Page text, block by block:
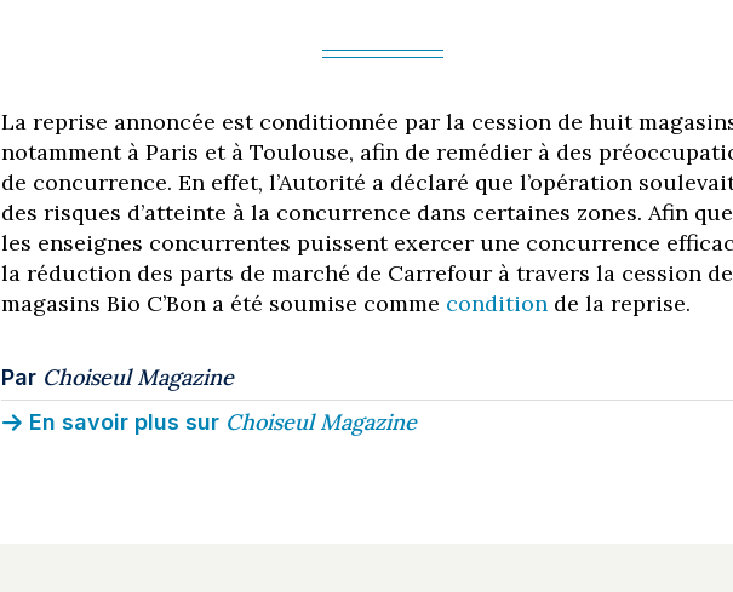
La reprise annoncée est conditionnée par la cession de huit
notamment à Paris et à Toulouse, afin de remédier à des
de concurrence. En effet, l’Autorité a déclaré que l’opération
des risques d’atteinte à la concurrence dans certaines zones. Afin que
les enseignes concurrentes puissent exercer une concurrence
la réduction des parts de marché de Carrefour à travers la cession de
magasins Bio C’Bon a été soumise comme condition de la reprise.
Par Choiseul Magazine
En savoir plus sur Choiseul Magazine